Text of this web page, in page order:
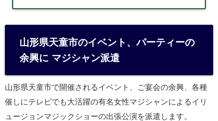
山形県天童市のイベント、パーティーの
余興に マジシャン派遣
山形県天童市で開催されるイベント、ご宴会の余興、各種
催しにテレビでも大活躍の有名女性マジシャンによるイリ
ュージョンマジックショーの出張公演を派遣します。